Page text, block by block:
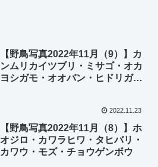
【野鳥写真2022年11月（9）】カ
ンムリカイツブリ・ミサゴ・オカ
ヨシガモ・オオバン・ヒドリガ
2022.11.23
【野鳥写真2022年11月（8）】ホ
オジロ・カワラヒワ・タヒバリ・
カワウ・モズ・チョウゲンボウ